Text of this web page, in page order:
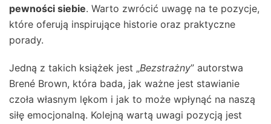
pewności siebie. Warto zwrócić uwagę na te pozycje,
które oferują inspirujące historie oraz praktyczne
porady.
Jedną z takich książek jest „Bezstrażny” autorstwa
Brené Brown, która bada, jak ważne jest stawianie
czoła własnym lękom i jak to może wpłynąć na naszą
siłę emocjonalną. Kolejną wartą uwagi pozycją jest